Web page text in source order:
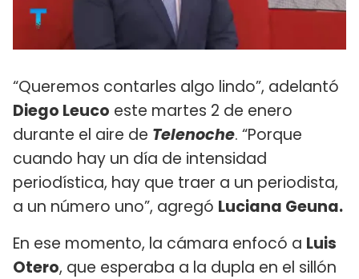
“Queremos contarles algo lindo”, adelantó
Diego Leuco este martes 2 de enero
durante el aire de Telenoche. “Porque
cuando hay un día de intensidad
periodística, hay que traer a un periodista,
a un número uno”, agregó Luciana Geuna.
En ese momento, la cámara enfocó a Luis
Otero, que esperaba a la dupla en el sillón